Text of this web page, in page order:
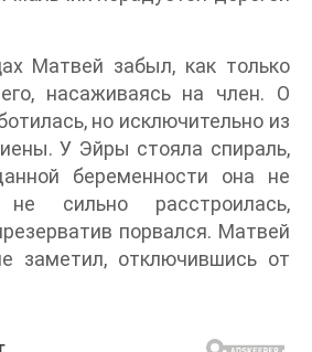
Матвей забыл, как только
насаживаясь на член. О
но исключительно из
У Эйры стояла спираль,
беременности она не
сильно расстроилась,
порвался. Матвей
заметил, отключившись от